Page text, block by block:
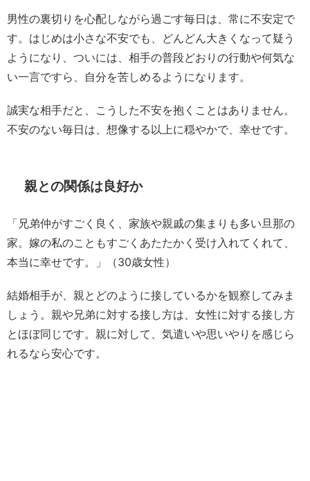
男性の裏切りを心配しながら過ごす毎日は、常に不安定で
す。はじめは小さな不安でも、どんどん大きくなって疑う
ようになり、ついには、相手の普段どおりの行動や何気な
い一言ですら、自分を苦しめるようになります。
誠実な相手だと、こうした不安を抱くことはありません。
不安のない毎日は、想像する以上に穏やかで、幸せです。
親との関係は良好か
「兄弟仲がすごく良く、家族や親戚の集まりも多い旦那の
家。嫁の私のこともすごくあたたかく受け入れてくれて、
本当に幸せです。」（30歳女性）
結婚相手が、親とどのように接しているかを観察してみま
しょう。親や兄弟に対する接し方は、女性に対する接し方
とほぼ同じです。親に対して、気遣いや思いやりを感じら
れるなら安心です。